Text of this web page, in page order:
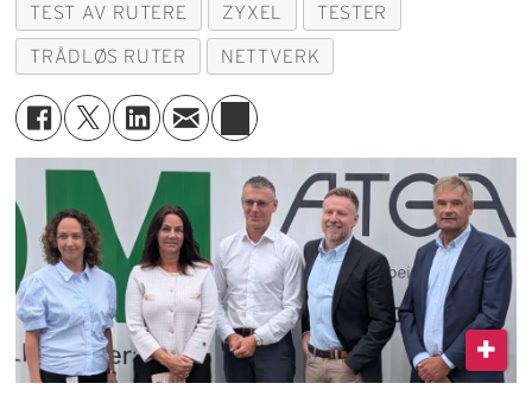
TEST AV RUTERE ZYXEL TESTER
TRÅDLØS RUTER NETTVERK